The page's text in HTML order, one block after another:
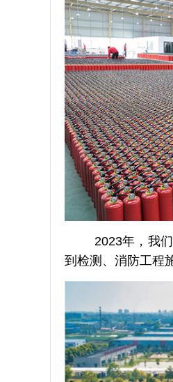
2023年，我
到检测、消防工程